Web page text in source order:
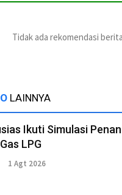
Tidak ada rekomendasi berita
LAINNYA
Ikuti Simulasi
LPG
1 Agt 2026